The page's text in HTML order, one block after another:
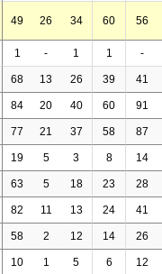
49 26 34 60 56
1 - 1 1 -
68 13 26 39 41
84 20 40 60 91
77 21 37 58 87
19 5 3 8 14
63 5 18 23 28
82 11 13 24 41
58 2 12 14 26
10 1 5 6 12